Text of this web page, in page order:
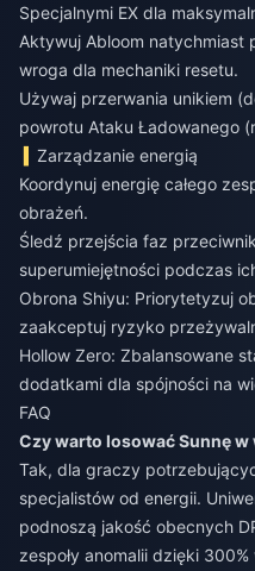
Specjalnymi EX dla
Aktywuj Abloom natychmiast
wroga dla mechaniki resetu.
Używaj przerwania unikiem
powrotu Ataku Ładowanego
Zarządzanie energią
Koordynuj energię całego
obrażeń.
Śledź przejścia faz
superumiejętności podczas
Obrona Shiyu: Priorytetyzuj
zaakceptuj ryzyko
Hollow Zero: Zbalansowane
dodatkami dla spójności na
FAQ
Czy warto losować Sunnę w
Tak, dla graczy
specjalistów od energii.
podnoszą jakość obecnych
zespoły anomalii dzięki